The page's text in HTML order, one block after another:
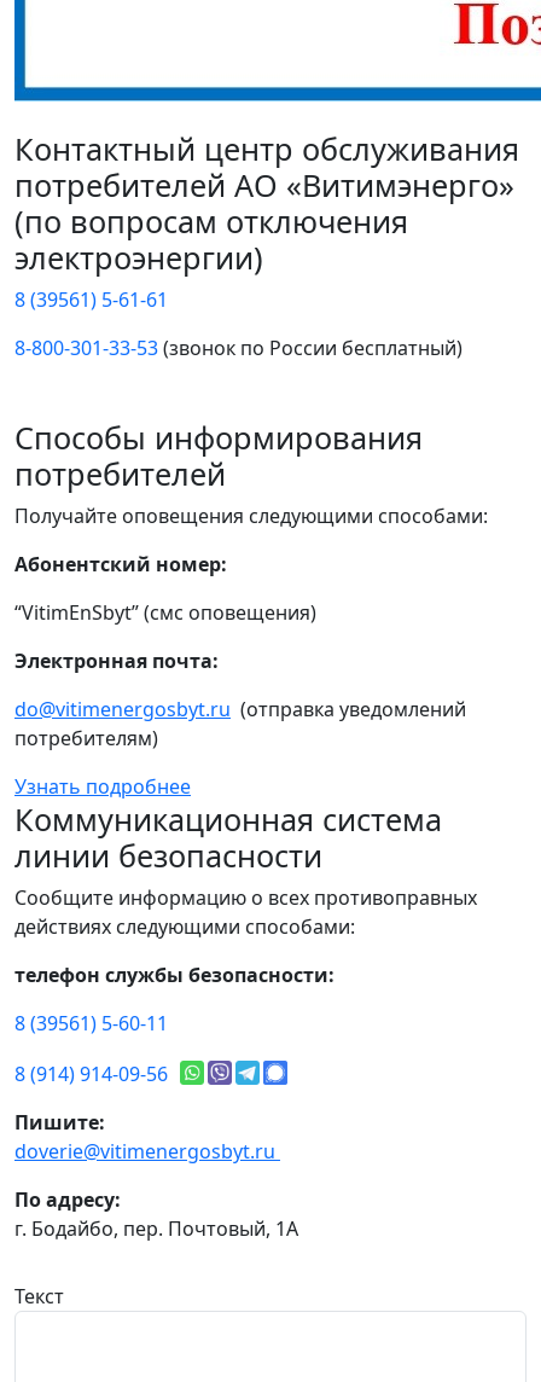
Контактный центр обслуживания
потребителей АО «Витимэнерго»
(по вопросам отключения
электроэнергии)
8 (39561) 5-61-61
8-800-301-33-53(звонок по России бесплатный)
Способы информирования
потребителей
Получайте оповещения следующими способами:
Абонентский номер:
“VitimEnSbyt” (смс оповещения)
Электронная почта:
do@vitimenergosbyt.ru (отправка уведомлений
потребителям)
Узнать подробнее
Коммуникационная система
линии безопасности
Сообщите информацию о всех противоправных
действиях следующими способами:
телефон службы безопасности:
8 (39561) 5-60-11
8 (914) 914-09-56
Пишите:
doverie@vitimenergosbyt.ru
По адресу:
г. Бодайбо, пер. Почтовый, 1А
Текст